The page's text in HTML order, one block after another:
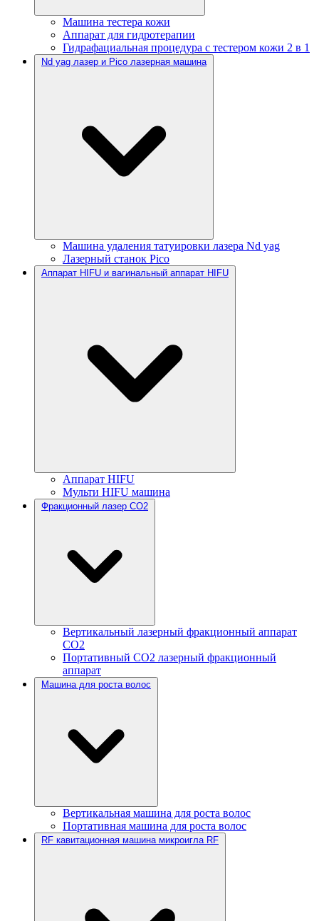
Машина тестера кожи
Аппарат для гидротерапии
Гидрафациальная процедура с тестером кожи 2 в 1
Nd yag лазер и Pico лазерная машина
Машина удаления татуировки лазера Nd yag
Лазерный станок Pico
Аппарат HIFU и вагинальный аппарат HIFU
Аппарат HIFU
Мульти HIFU машина
Фракционный лазер CO2
Вертикальный лазерный фракционный аппарат
CO2
Портативный CO2 лазерный фракционный
аппарат
Машина для роста волос
Вертикальная машина для роста волос
Портативная машина для роста волос
RF кавитационная машина микроигла RF